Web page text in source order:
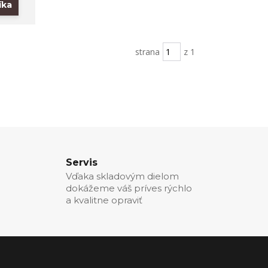
strana z 1
Servis
Vďaka skladovým dielom
dokážeme váš príves rýchlo
a kvalitne opraviť